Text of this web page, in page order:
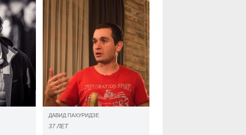
ДАВИД ПАХУРИДЗЕ
37 ЛЕТ